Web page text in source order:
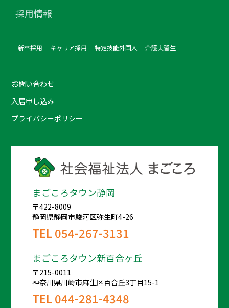
採用情報
新卒採用 キャリア採用 特定技能外国人 介護実習生
お問い合わせ
入居申し込み
プライバシーポリシー
まごころタウン静岡
〒422-8009
静岡県静岡市駿河区弥生町4-26
TEL054-267-3131
まごころタウン新百合ヶ丘
〒215-0011
神奈川県川崎市麻生区百合丘3丁目15-1
TEL044-281-4348